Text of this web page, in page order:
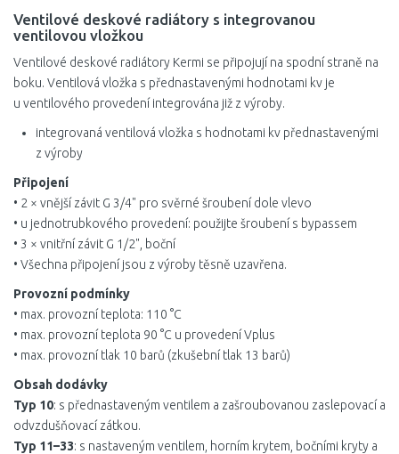
Ventilové deskové radiátory s integrovanou
ventilovou vložkou
Ventilové deskové radiátory Kermi se připojují na spodní straně na
boku. Ventilová vložka s přednastavenými hodnotami kv je
u ventilového provedení integrována již z výroby.
integrovaná ventilová vložka s hodnotami kv přednastavenými
z výroby
Připojení
• 2 × vnější závit G 3/4" pro svěrné šroubení dole vlevo
• u jednotrubkového provedení: použijte šroubení s bypassem
• 3 × vnitřní závit G 1/2", boční
• Všechna připojení jsou z výroby těsně uzavřena.
Provozní podmínky
• max. provozní teplota: 110 °C
• max. provozní teplota 90 °C u provedení Vplus
• max. provozní tlak 10 barů (zkušební tlak 13 barů)
Obsah dodávky
Typ 10: s přednastaveným ventilem a zašroubovanou zaslepovací a
odvzdušňovací zátkou.
Typ 11–33: s nastaveným ventilem, horním krytem, bočními kryty a